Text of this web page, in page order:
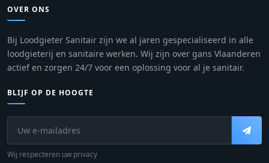
OVER ONS
Bij Loodgieter Sanitair zijn we al jaren gespecialiseerd in alle
loodgieterij en sanitaire werken. Wij zijn over gans Vlaanderen
actief en zorgen 24/7 voor een oplossing voor al je sanitair.
BLIJF OP DE HOOGTE
Wij respecteren uw privacy